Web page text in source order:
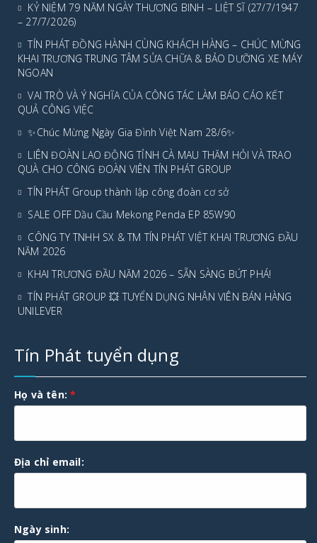
KỶ NIỆM 79 NĂM NGÀY THƯƠNG BINH – LIỆT SĨ (27/7/1947
– 27/7/2026)
TÍN PHÁT ĐỒNG HÀNH CÙNG KHÁCH HÀNG – CHÚC MỪNG
KHAI TRƯƠNG TRUNG TÂM SỬA CHỮA & BẢO DƯỠNG XE MÁY
NGOAN
VAI TRÒ VÀ Ý NGHĨA CỦA CÔNG TÁC LÀM BÁO CÁO KẾT
QUẢ CÔNG VIỆC
✨Chúc Mừng Ngày Gia Đình Việt Nam 28/6✨
LIÊN ĐOÀN LAO ĐỘNG TỈNH CÀ MAU THĂM HỎI VÀ TRAO
QUÀ CHO CÔNG ĐOÀN VIÊN TÍN PHÁT GROUP
TÍN PHÁT Group thành lập công đoàn cơ sở
SALE OFF Dầu Cầu Mekong Penda EP 85W90
CÔNG TY TNHH SX & TM TÍN PHÁT VIỆT KHAI TRƯƠNG ĐẦU
NĂM 2026
KHAI TRƯƠNG ĐẦU NĂM 2026 – SẴN SÀNG BỨT PHÁ!
TÍN PHÁT GROUP 💥 TUYỂN DỤNG NHÂN VIÊN BÁN HÀNG
UNILEVER
Tín Phát tuyển dụng
Họ và tên:*
Địa chỉ email:
Ngày sinh: